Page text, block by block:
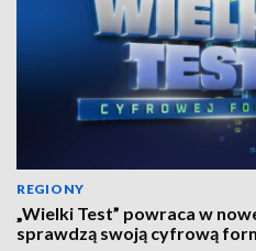
REGIONY
„Wielki Test” powraca w
sprawdzą swoją cyfrową